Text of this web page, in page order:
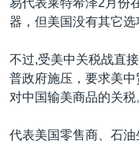
器，但美国没有其它选
不过,受美中关税战直
普政府施压，要求美
对中国输美商品的关税
代表美国零售商、石